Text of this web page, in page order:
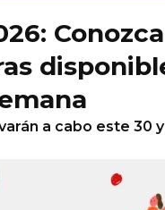
Conozca
a cabo este 30 y